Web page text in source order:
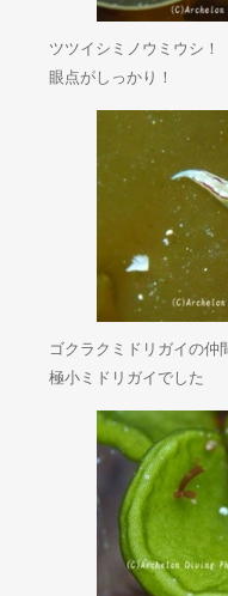
ツツイシミノウミウシ！
眼点がしっかり！
ゴクラクミドリガイの仲
極小ミドリガイでした